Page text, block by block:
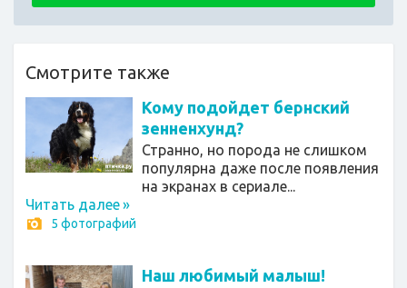
Смотрите также
Кому подойдет бернский
зенненхунд?
Странно, но порода не слишком
популярна даже после появления
на экранах в сериале...
Читать далее»
5 фотографий
Наш любимый малыш!